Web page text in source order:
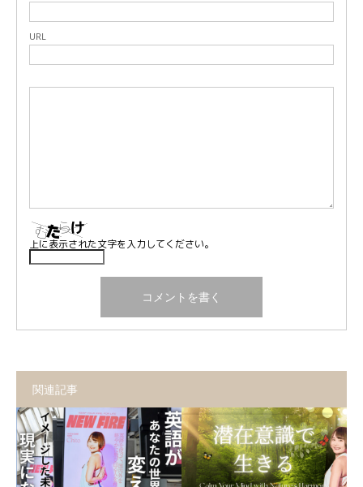
URL
上に表示された文字を入力してください。
関連記事